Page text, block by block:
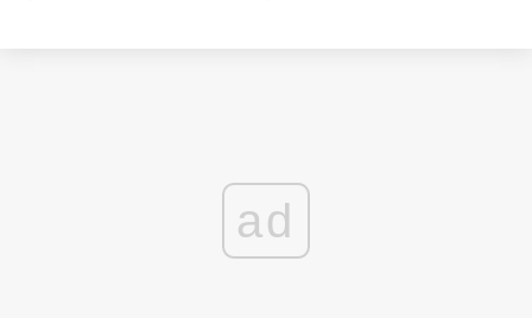
ad